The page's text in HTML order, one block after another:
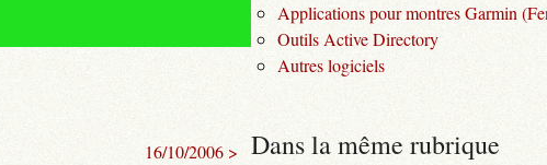
16/10/2006 >
Applications pour montres Garmin
Outils Active Directory
Autres logiciels
Dans la même rubrique